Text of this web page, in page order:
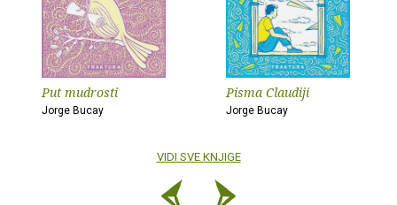
Put mudrosti
Jorge Bucay
Pisma Claudiji
Jorge Bucay
VIDI SVE KNJIGE